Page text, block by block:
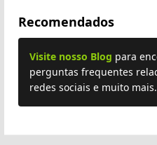
Recomendados
Visite nosso Blog para
perguntas frequentes
redes sociais e muito mais.